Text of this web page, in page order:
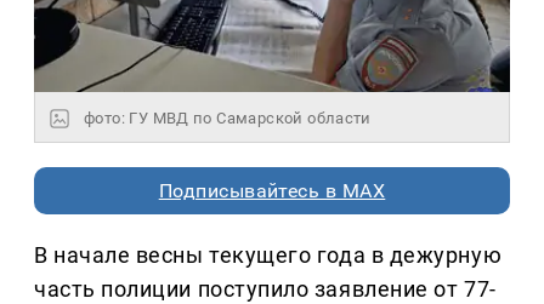
фото: ГУ МВД по Самарской области
Подписывайтесь в MAX
В начале весны текущего года в дежурную
часть полиции поступило заявление от 77-